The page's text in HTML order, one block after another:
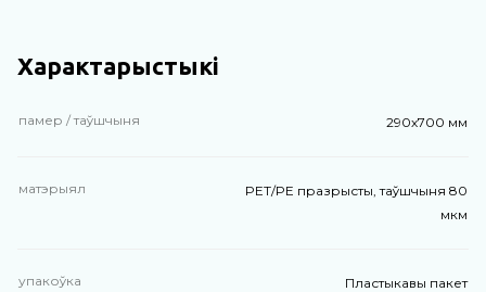
Характарыстыкі
памер / таўшчыня 290х700 мм
матэрыял
PET/PE празрысты, таўшчыня 80
мкм
упакоўка Пластыкавы пакет